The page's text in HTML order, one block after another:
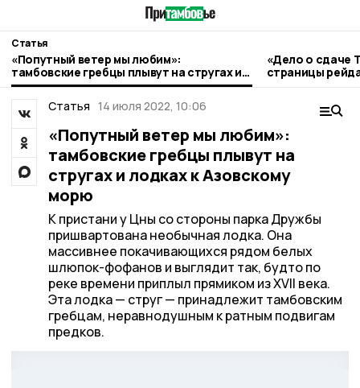
Статья
«Попутный ветер мы любим»:
тамбовские гребцы плывут на стругах и
лодках к Азовскому морю
«Дело о сдаче
страницы
Статья 14 июля 2022, 10:06
«Попутный ветер мы любим»:
тамбовские гребцы плывут на
стругах и лодках к Азовскому
морю
К пристани у Цны со стороны парка Дружбы
пришвартована необычная лодка. Она
массивнее покачивающихся рядом белых
шлюпок-фофанов и выглядит так, будто по
реке времени приплыл прямиком из XVII века.
Эта лодка — струг — принадлежит тамбовским
гребцам, неравнодушным к ратным подвигам
предков.